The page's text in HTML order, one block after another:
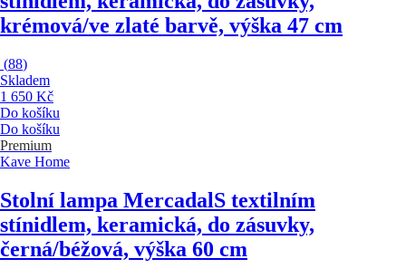
krémová/ve zlaté barvě, výška 47 cm
(88)
Skladem
1 650 Kč
Do košíku
Do košíku
Premium
Kave Home
Stolní lampa MercadalS textilním
stínidlem, keramická, do zásuvky,
černá/béžová, výška 60 cm